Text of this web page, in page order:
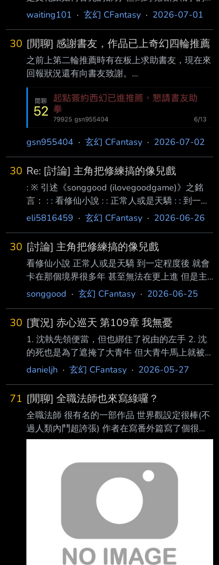
部分有點太開上帝視野了 蠻族也是還不錯 都冒
麼無敵的部分 各位覺得荊州王這段如何？ -----
Sent from JPTT on my iPhone -- 我想討論的是
無敵的部分啊哈哈哈 沒錯 我就是不喜歡這點
waiting101 · 玄幻 CFantasy · 2026-07-01
30 [閒聊] 感謝書友，作品已上奇幻四輪推薦
之前上第二輪推薦時有在板上求助書友，現在來
回報狀況還有向書友致謝。
https://i.mopix.cc/OmhjF8.jpg
https://i.mopix.cc/kHZMXj.jpg
https://i.mopix.cc/W4ERdr.jpg 跪謝各位書友助
拳，本作真的打穿四輪推薦了。 雖然第二卷大
膽切視角導致掉追讀讓我心驚膽跳，但還是憑著
放心養書了，因為後續應該是不用看追讀了，下
一階段的三江 也確實沒我的事XD 自己也打算先
免費寫到50萬字再考慮上架問題（現
gsn955404 · 玄幻 CFantasy · 2026-07-02
30 Re: [討論] 主角把修練搞的像兒戲
: ※ 引述《songgood (ilovegoodgame)》之銘
言： : : 看修仙小說 : : 正常人或是天驕 : : 到一定
程度後 : : 就會卡在那個境界很多年 : : 甚至無法
境界隨便突破 : : 搞的別人卡在那幾十年幾百年
的 : : 他說突破就突破 : : 整個就變的相當兒戲 : :
大家看會有這種兒戲的感覺嗎 : 這應該算是通病
吧，不只修仙類，只要有類似練等設定的小說都
會有 : 畢竟讀者想看爽，那主角的成長速度就要
比別人快 : 而修仙
eli5816459 · 玄幻 CFantasy · 2026-06-26
30 [討論] 主角把修練搞的像兒戲
看修仙小說 正常人或是天驕 到一定程度後 就會
卡在那個境界很多年 甚至無法在更上進 但是主
角只是剛修練幾個月 大小境界隨便突破 搞的別
就變的相當兒戲 大家看會有這種兒戲的感覺嗎 -
- 炸魚小說真好看 --
songgood · 玄幻 CFantasy · 2026-06-25
30 [實況] 赤心巡天 第109章 我無憂
1. 沈執先領便當，但也綁住了祝由的左手 2. 沈
的死也是為了遮掩了大青牛 但大青牛馬上就被
打爆了XDDDDD 李一同時也自化而死，但會藉
第一次後退！重大突破（？） 4. 祝由不能強殺
姜望，因為他只能追逐時代，不能引領 殺掉姜
望可能就影響祂走最後一步 5. 司馬衡來了，來
幫姜望推動歷史 6. 妙玉走到了書中的世界，姜
墨祖跟世尊，但都被拒絕 姜望也拒絕，開始揮
danieljh · 玄幻 CFantasy · 2026-05-27
71 [閒聊] 全職法師也來寫綠囉？
全職法師 很有名的一部作品 世界觀設定很棒(不
過人類內鬥超誇張) 作者在寫番外篇寫了個很綠
的設定 https://i.meee.com.tw/IuZDrNN.jpg 穆寧
設定可以出同人本了 是不是徒弟H穆寧雪，穆寧
雪也要聽話而且還要敵對莫凡啊 太讚了吧！
NGA看到有人寫的靈魂契約設定不知道是真是
假？ 第一，生命綁定 第二，意識互通，深刻記
憶片段 第三，情緒時刻共鳴，不可以屏蔽 第
四，魂力反哺 第五，感知共享，視野，精神探
測，危險感應互通，也就是對方洗澡想不想看只